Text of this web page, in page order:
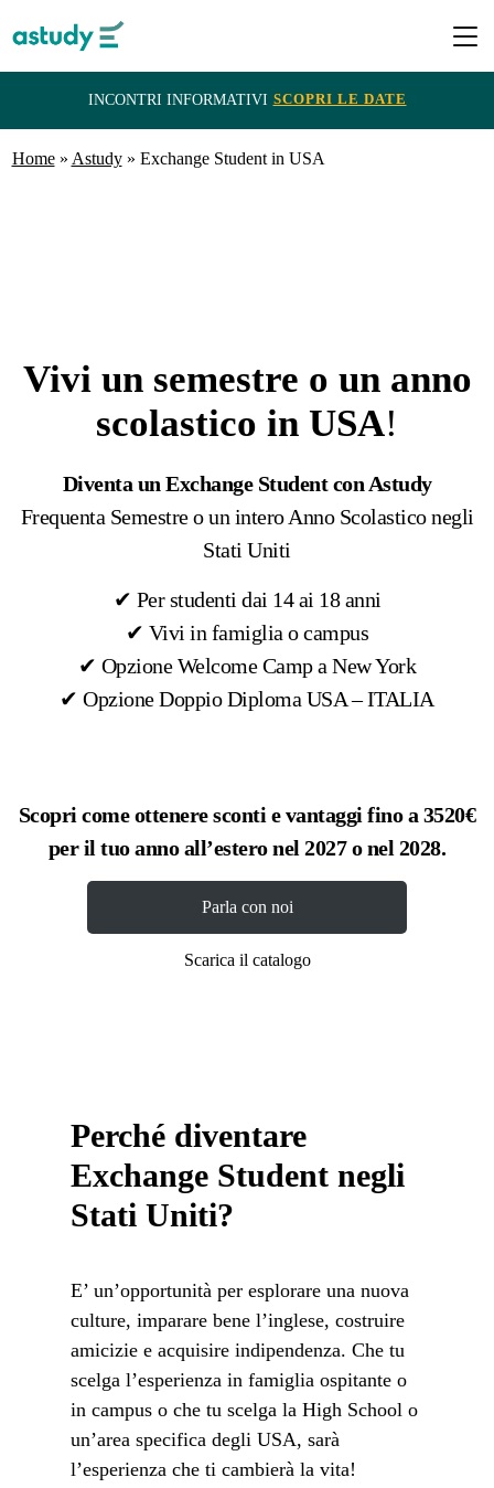
INCONTRI INFORMATIVI SCOPRI LE DATE
Destinazioni
Borse
Prezzi
informazioni
Home» Astudy» Exchange Student in USA
Vivi un semestre o un anno
scolastico in USA!
Diventa un Exchange Student con Astudy
Frequenta Semestre o un intero Anno Scolastico negli
Stati Uniti
✔︎ Per studenti dai 14 ai 18 anni
✔︎ Vivi in famiglia o campus
✔︎ Opzione Welcome Camp a New York
✔︎ Opzione Doppio Diploma USA – ITALIA
Scopri come ottenere sconti e vantaggi fino a 3520€
per il tuo anno all’estero nel 2027 o nel 2028.
Parla con noi
Scarica il catalogo
Perché diventare
Exchange Student negli
Stati Uniti?
E’ un’opportunità per esplorare una nuova
culture, imparare bene l’inglese, costruire
amicizie e acquisire indipendenza. Che tu
scelga l’esperienza in famiglia ospitante o
in campus o che tu scelga la High School o
un’area specifica degli USA, sarà
l’esperienza che ti cambierà la vita!